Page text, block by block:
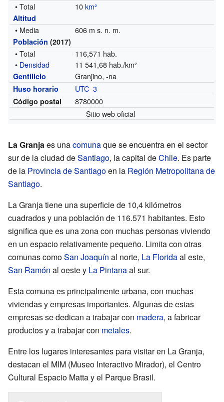
• Total 10km²
Altitud
• Media 606 m s. n. m.
Población (2017)
• Total
116,571 hab.
• Densidad 11 541,68 hab./km²
Gentilicio Granjino, -na
Huso horario UTC−3
Código postal
8780000
Sitio web oficial
La Granjaes unacomunaque se encuentra en el sector
sur de la ciudad deSantiago, la capital deChile. Es parte
de la Provincia de Santiagoen la Región Metropolitana de
Santiago.
La Granja tiene una superficie de 10,4 kilómetros
cuadrados y una población de 116.571 habitantes. Esto
significa que es una zona con muchas personas viviendo
en un espacio relativamente pequeño. Limita con otras
comunas comoSan Joaquín al norte, La Floridaal este,
San Ramón al oeste y La Pintanaal sur.
Esta comuna es principalmente urbana, con muchas
viviendas y empresas importantes. Algunas de estas
empresas se dedican a trabajar con madera, a fabricar
productos y a trabajar con metales.
Entre los lugares interesantes para visitar en La Granja,
destacan el MIM (Museo Interactivo Mirador), el Centro
Cultural Espacio Matta y el Parque Brasil.